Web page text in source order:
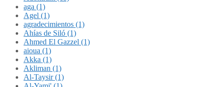
aga (1)
Agel (1)
agradecimientos (1)
Ahías de Siló (1)
Ahmed El Gazzel (1)
aioua (1)
Akka (1)
Akliman (1)
Al-Taysir (1)